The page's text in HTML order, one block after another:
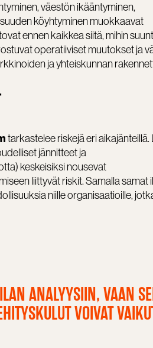
väestön ikääntyminen,
köyhtyminen muokkaavat
ennen kaikkea siitä, mihin
operatiiviset muutokset ja
ja yhteiskunnan
tarkastelee riskejä eri aikajänteillä.
jännitteet ja
keskeisiksi nousevat
liittyvät riskit. Samalla samat
niille organisaatioille,
ANALYYSIIN, VAAN
VOIVAT